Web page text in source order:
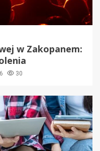
w Zakopanem:
30